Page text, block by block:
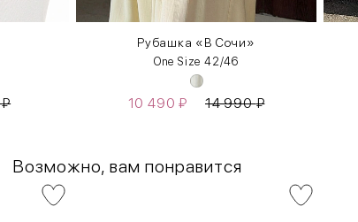
₽
Рубашка «В Сочи»
One Size 42/46
10 490₽ 14 990₽
Возможно, вам понравится